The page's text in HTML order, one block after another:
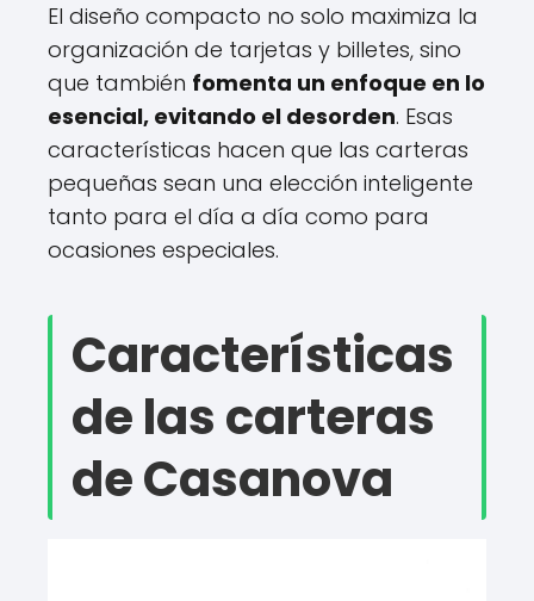
El diseño compacto no solo maximiza la
organización de tarjetas y billetes, sino
que también fomenta un enfoque en lo
esencial, evitando el desorden. Esas
características hacen que las carteras
pequeñas sean una elección inteligente
tanto para el día a día como para
ocasiones especiales.
Características
de las carteras
de Casanova